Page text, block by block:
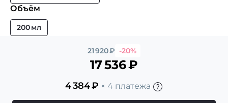
Объём
200 мл
21 920₽ -20%
17 536₽
4 384₽ × 4 платежа